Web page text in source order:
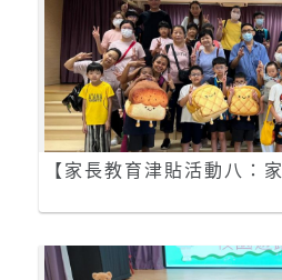
【家長教育津貼活動八：